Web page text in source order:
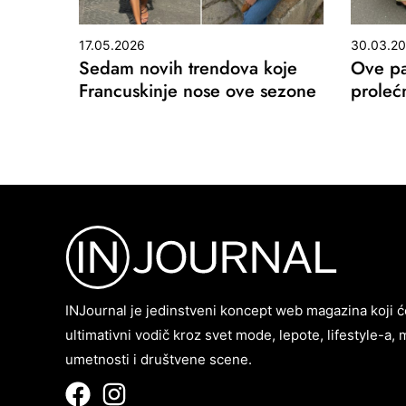
17.05.2026
Sedam novih trendova koje
Francuskinje nose ove sezone
Ove
INJournal je jedinstveni koncept web magazina koji
ultimativni vodič kroz svet mode, lepote, lifestyle-a,
umetnosti i društvene scene.